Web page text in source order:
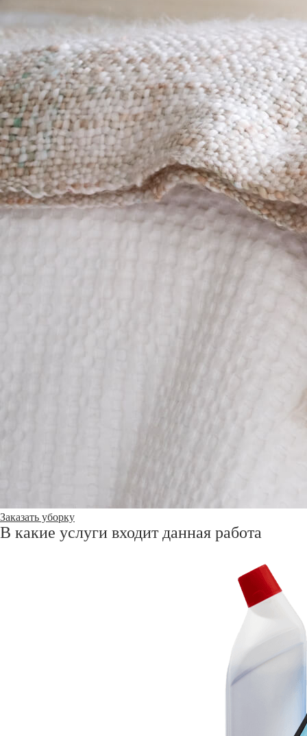
Заказать уборку
В какие услуги входит данная работа